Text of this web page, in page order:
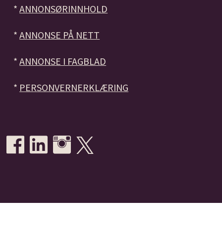
*ANNONSØRINNHOLD
*ANNONSE PÅ NETT
*ANNONSE I FAGBLAD
* PERSONVERNERKLÆRING